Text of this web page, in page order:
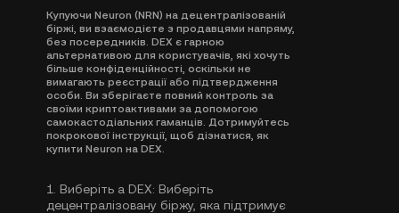
Купуючи Neuron (NRN) на децентралізованій
біржі, ви взаємодієте з продавцями напряму,
без посередників. DEX є гарною
альтернативою для користувачів, які хочуть
більше конфіденційності, оскільки не
вимагають реєстрації або підтвердження
особи. Ви зберігаєте повний контроль за
своїми криптоактивами за допомогою
самокастодіальних гаманців. Дотримуйтесь
покрокової інструкції, щоб дізнатися, як
купити Neuron на DEX.
1. Виберіть a DEX: Виберіть
децентралізовану біржу, яка підтримує